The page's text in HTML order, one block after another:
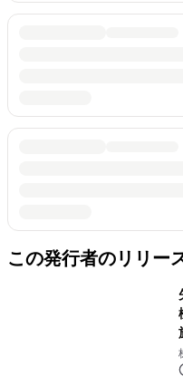
この発行者のリリー